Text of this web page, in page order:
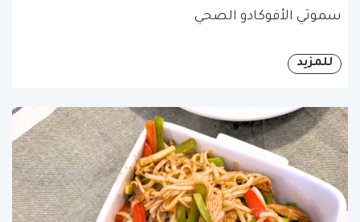
سموثي الأفوكادو الصحي
للمزيد